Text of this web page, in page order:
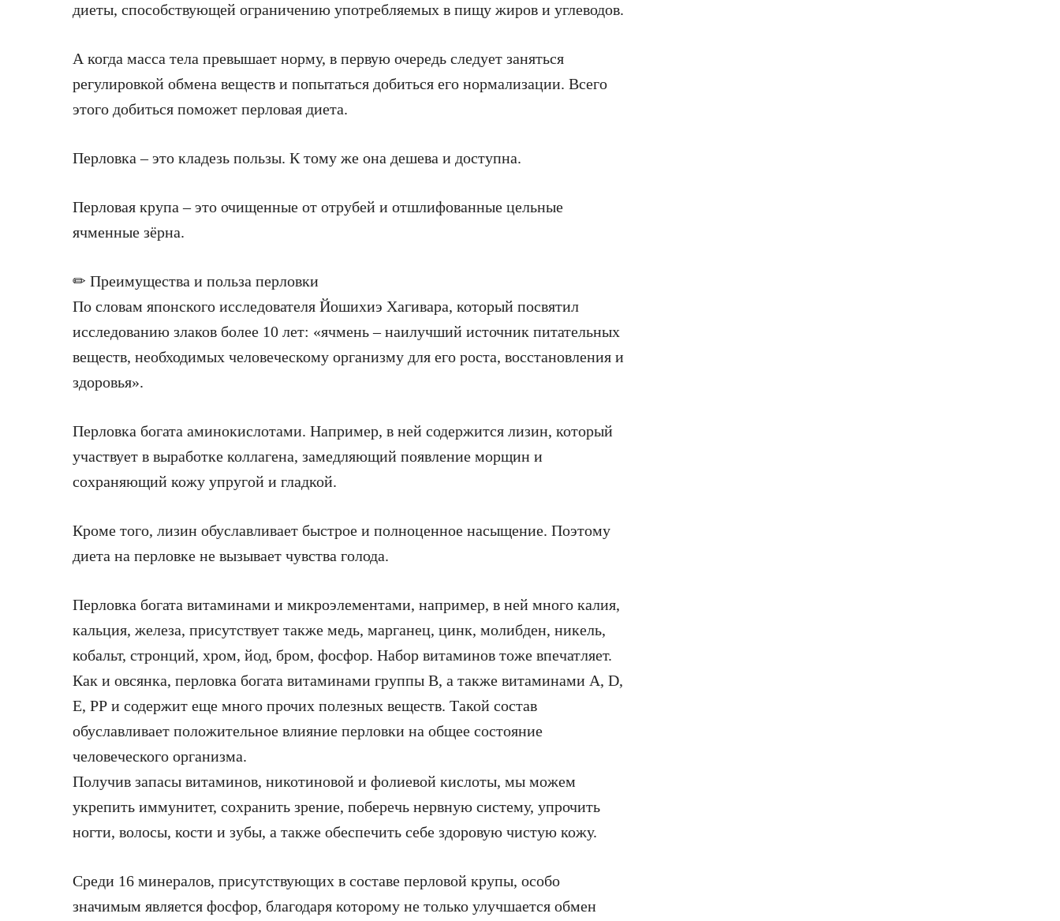
диеты, способствующей ограничению употребляемых в пищу жиров и углеводов.
А когда масса тела превышает норму, в первую очередь следует заняться
регулировкой обмена веществ и попытаться добиться его нормализации. Всего
этого добиться поможет перловая диета.
Перловка – это кладезь пользы. К тому же она дешева и доступна.
Перловая крупа – это очищенные от отрубей и отшлифованные цельные
ячменные зёрна.
✏ Преимущества и польза перловки
По словам японского исследователя Йошихиэ Хагивара, который посвятил
исследованию злаков более 10 лет: «ячмень – наилучший источник питательных
веществ, необходимых человеческому организму для его роста, восстановления и
здоровья».
Перловка богата аминокислотами. Например, в ней содержится лизин, который
участвует в выработке коллагена, замедляющий появление морщин и
сохраняющий кожу упругой и гладкой.
Кроме того, лизин обуславливает быстрое и полноценное насыщение. Поэтому
диета на перловке не вызывает чувства голода.
Перловка богата витаминами и микроэлементами, например, в ней много калия,
кальция, железа, присутствует также медь, марганец, цинк, молибден, никель,
кобальт, стронций, хром, йод, бром, фосфор. Набор витаминов тоже впечатляет.
Как и овсянка, перловка богата витаминами группы В, а также витаминами А, D,
Е, РР и содержит еще много прочих полезных веществ. Такой состав
обуславливает положительное влияние перловки на общее состояние
человеческого организма.
Получив запасы витаминов, никотиновой и фолиевой кислоты, мы можем
укрепить иммунитет, сохранить зрение, поберечь нервную систему, упрочить
ногти, волосы, кости и зубы, а также обеспечить себе здоровую чистую кожу.
Среди 16 минералов, присутствующих в составе перловой крупы, особо
значимым является фосфор, благодаря которому не только улучшается обмен